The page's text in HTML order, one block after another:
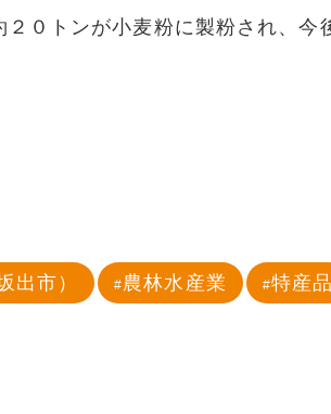
２０トンが小麦粉に製粉され、
出市） 農林水産業 特産品